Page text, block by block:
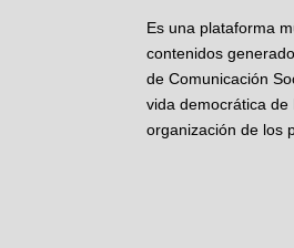
Es una plataforma
contenidos
de Comunicación
vida democrática de
organización de los